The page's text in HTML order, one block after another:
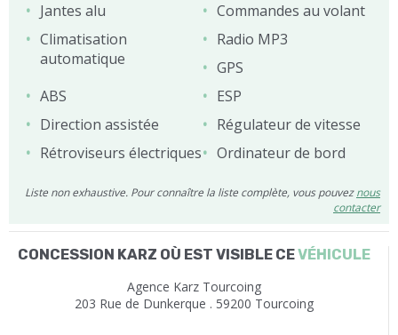
Jantes alu
Commandes au volant
Climatisation
automatique
Radio MP3
GPS
ABS
ESP
Direction assistée
Régulateur de vitesse
Rétroviseurs électriques
Ordinateur de bord
Liste non exhaustive. Pour connaître la liste complète, vous pouveznous
contacter
CONCESSION KARZ OÙ EST VISIBLE CEVÉHICULE
Agence Karz Tourcoing
203 Rue de Dunkerque . 59200 Tourcoing